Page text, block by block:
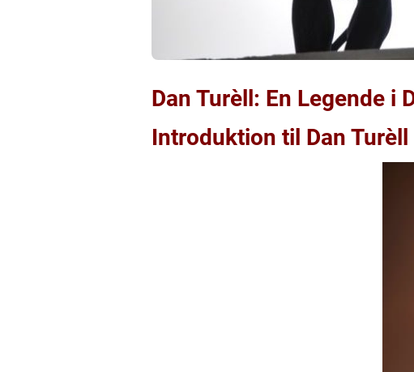
Dan Turèll: En Legende i
Introduktion til Dan Turèll